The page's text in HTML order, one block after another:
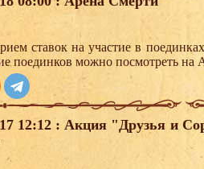
ставок на участие в
поединков можно посмотреть на
17 12:12 : Акция "Друзья и